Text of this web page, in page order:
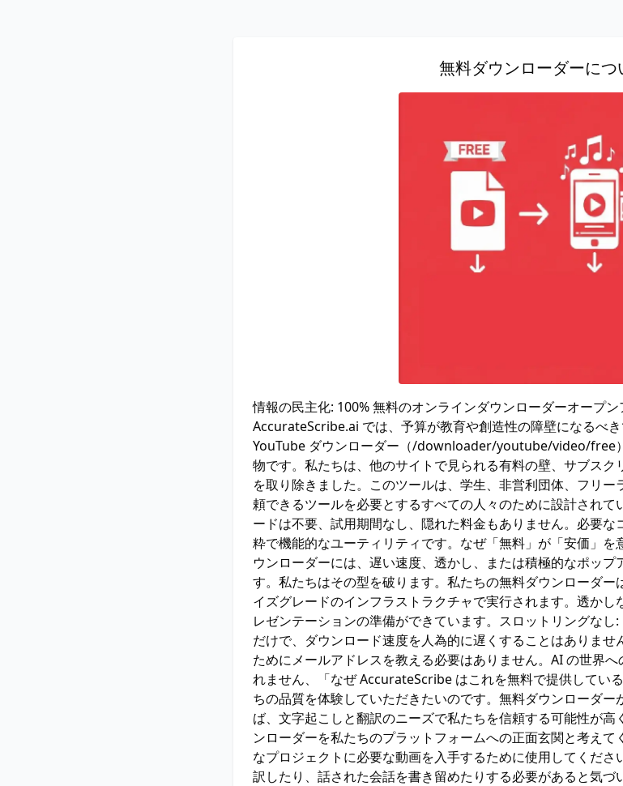
無料ダウンローダーにつ
情報の民主化: 100% 無料のオンラインダウンローダーオープ
AccurateScribe.ai では、予算が教育や創造性の障壁になるべ
YouTube ダウンローダー（/downloader/youtube/video/free
物です。私たちは、他のサイトで見られる有料の壁、サブスク
を取り除きました。このツールは、学生、非営利団体、フリ
頼できるツールを必要とするすべての人々のために設計されて
ードは不要、試用期間なし、隠れた料金もありません。必要
粋で機能的なユーティリティです。なぜ「無料」が「安価」
ウンローダーには、遅い速度、透かし、または積極的なポップ
す。私たちはその型を破ります。私たちの無料ダウンローダー
イズグレードのインフラストラクチャで実行されます。透か
レゼンテーションの準備ができています。スロットリングな
だけで、ダウンロード速度を人為的に遅くすることはありませ
ためにメールアドレスを教える必要はありません。AI の世界
れません、「なぜ AccurateScribe はこれを無料で提供してい
ちの品質を体験していただきたいのです。無料ダウンローダ
ば、文字起こしと翻訳のニーズで私たちを信頼する可能性が
ンローダーを私たちのプラットフォームへの正面玄関と考え
なプロジェクトに必要な動画を入手するために使用してくだ
訳したり、話された会話を書き留めたりする必要があると気